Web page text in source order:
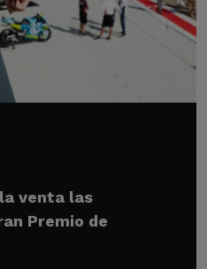
venta las
Premio de